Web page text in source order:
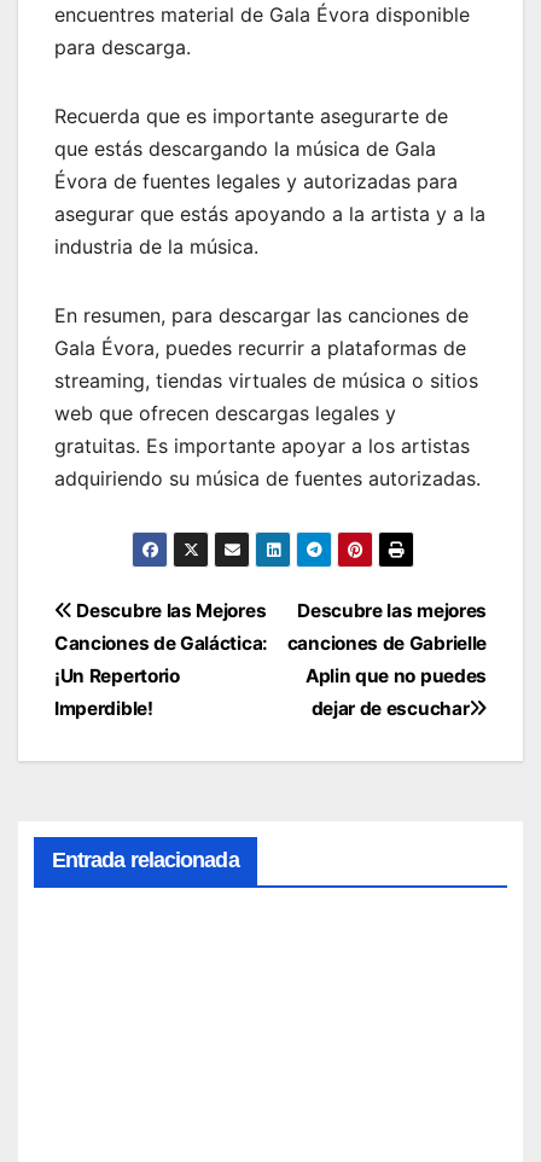
encuentres material de Gala Évora disponible
para descarga.
Recuerda que es importante asegurarte de
que estás descargando la música de Gala
Évora de fuentes legales y autorizadas para
asegurar que estás apoyando a la artista y a la
industria de la música.
En resumen, para descargar las canciones de
Gala Évora, puedes recurrir a plataformas de
streaming, tiendas virtuales de música o sitios
web que ofrecen descargas legales y
gratuitas. Es importante apoyar a los artistas
adquiriendo su música de fuentes autorizadas.
Navegación
de
entradas
Descubre las mejores
canciones de Gabrielle
Aplin que no puedes
dejar de escuchar
Descubre las Mejores
Canciones de Galáctica:
¡Un Repertorio
Imperdible!
Entrada relacionada